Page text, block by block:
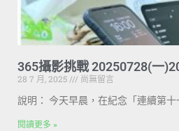
365攝影挑戰 20250728(一
28 7 月, 2025
尚無留言
說明： 今天早晨，在紀念「連續第
閱讀更多 »